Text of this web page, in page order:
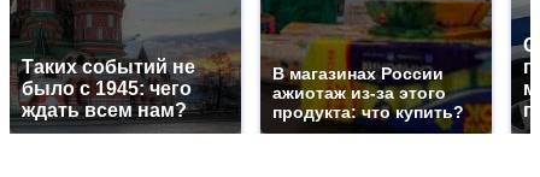
Таких событий не
было с 1945: чего
ждать всем нам?
В магазинах России
ажиотаж из-за этого
продукта: что купить?